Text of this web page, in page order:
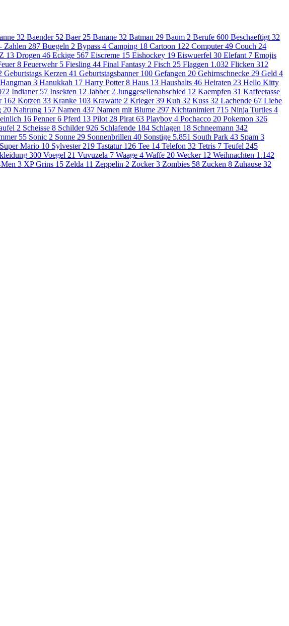
32 Baender 52 Baer 25 Banane 32 Batman 29 Baum 2 Berufe 600 Beschaeftigt 32
Zahlen 287 Buegeln 2 Bypass 4 Camping 18 Cartoon 122 Computer 49 Couch 24
13 Drogen 46 Eckige 567 Eiscreme 15 Eishockey 19 Eiswuerfel 30 Elefant 7 Emojis
8 Feuerwehr 5 Fiesling 44 Final Fantasy 2 Fisch 25 Flaggen 1.032 Flicken 312
Geburtstags Kerzen 41 Geburtstagsbanner 100 Gefangen 20 Gehirnschnecke 29 Geld 4
Hangman 3 Hanukkah 17 Harry Potter 8 Haus 13 Haushalts 46 Heiraten 23 Hello Kitty
Indianer 57 Insekten 12 Jabber 2 Junggesellenabschied 12 Kaempfen 31 Kaffeetasse
162 Kotzen 33 Kranke 103 Krawatte 2 Krieger 39 Kuh 32 Kuss 32 Lachende 67 Liebe
20 Nahrung 157 Namen 437 Namen mit Blume 297 Nichtanimiert 715 Ninja Turtles 4
16 Penner 6 Pferd 13 Pilot 28 Pirat 63 Playboy 4 Pochacco 20 Pokemon 326
2 Scheisse 8 Schilder 926 Schlafende 184 Schlagen 18 Schneemann 342
55 Sonic 2 Sonne 29 Sonnenbrillen 40 Sonstige 5.851 South Park 43 Spam 3
Super Mario 10 Sylvester 219 Tastatur 126 Tee 14 Telefon 32 Tetris 7 Teufel 245
300 Voegel 21 Vuvuzela 7 Waage 4 Waffe 20 Wecker 12 Weihnachten 1.142
3 XP Grins 15 Zelda 11 Zeppelin 2 Zocker 3 Zombies 58 Zucken 8 Zuhause 32